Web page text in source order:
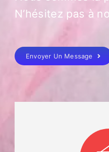
N’hésitez pas à
Envoyer Un Message